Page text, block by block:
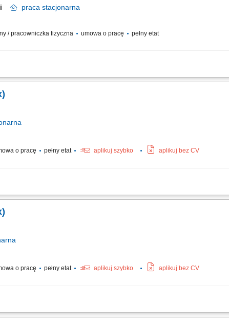
praca stacjonarna
/ pracowniczka fizyczna umowa o pracę pełny etat
wykonywanie napraw maszyn i urządzeń wykorzystywanych w procesie
o pracę pełny etat aplikuj szybko aplikuj bez CV
oraz serwisowych w obrębie podzespołów mechanicznych.
o pracę pełny etat aplikuj szybko aplikuj bez CV
oraz serwisowych w obrębie podzespołów mechanicznych.